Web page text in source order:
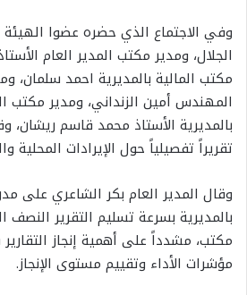
وفي الاجتماع الذي حضره عضوا الهيئة
الجلال، ومدير مكتب المدير العام
مكتب المالية بالمديرية احمد سلمان،
المهندس أمين الزنداني، ومدير مكتب
بالمديرية الأستاذ محمد قاسم ريشان،
تقريراً تفصيلياً حول الإيرادات المحلية
وقال المدير العام بكر الشاعري على
بالمديرية بسرعة تسليم التقرير
مكتب، مشدداً على أهمية إنجاز
مؤشرات الأداء وتقييم مستوى الإنجاز.